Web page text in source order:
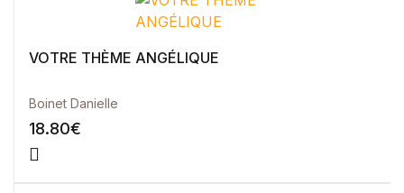
VOTRE THÈME ANGÉLIQUE
Boinet Danielle
18.80€